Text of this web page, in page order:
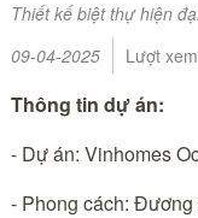
Thiết kế biệt thự hiện
09-04-2025
Lượt
Thông tin dự án:
- Dự án: Vinhomes
- Phong cách: Đương